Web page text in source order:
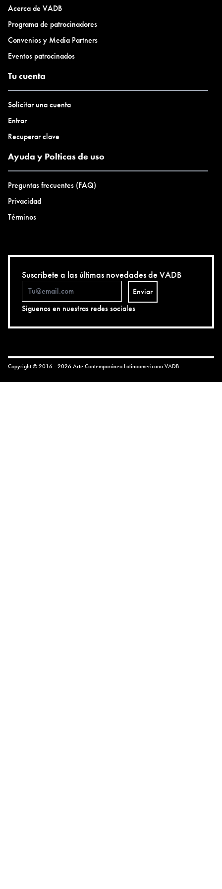
Acerca de VADB
Programa de patrocinadores
Convenios y Media Partners
Eventos patrocinados
Tu cuenta
Solicitar una cuenta
Entrar
Recuperar clave
Ayuda y Polticas de uso
Preguntas frecuentes (FAQ)
Privacidad
Términos
Suscríbete a las últimas novedades de VADB
Enviar
Siguenos en nuestras redes sociales
Copyright © 2016 - 2026 Arte Contemporáneo LatinoamericanoVADB